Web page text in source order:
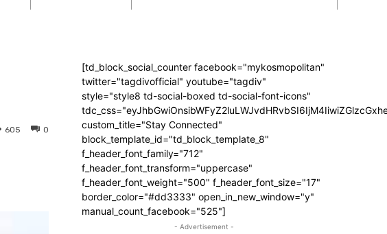
0
605
[td_block_social_counter facebook="mykosmopolitan"
twitter="tagdivofficial" youtube="tagdiv"
style="style8 td-social-boxed td-social-font-icons"
custom_title="Stay Connected"
block_template_id="td_block_template_8"
f_header_font_family="712"
f_header_font_transform="uppercase"
f_header_font_weight="500" f_header_font_size="17"
border_color="#dd3333" open_in_new_window="y"
manual_count_facebook="525"]
- Advertisement -